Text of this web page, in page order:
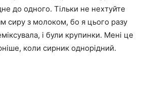
до одного. Тільки не нехтуйте
сиру з молоком, бо я цього разу
і були крупинки. Мені це
коли сирник однорідний.